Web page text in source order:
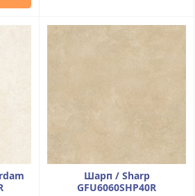
Шарп / Sharp
GFU6060SHP40R